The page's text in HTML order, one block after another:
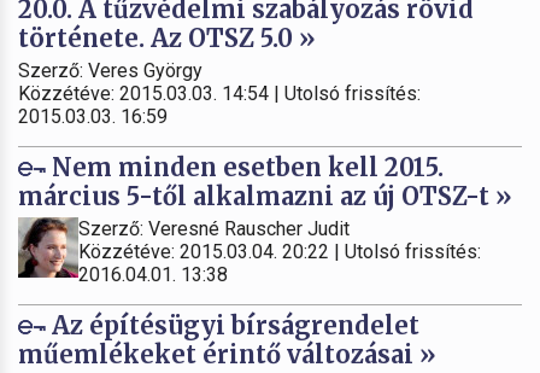
20.0. A tűzvédelmi szabályozás rövid
története. Az OTSZ 5.0 »
Szerző: Veres György
Közzétéve: 2015.03.03. 14:54 | Utolsó frissítés:
2015.03.03. 16:59
Nem minden esetben kell 2015.
március 5-től alkalmazni az új OTSZ-t »
Szerző: Veresné Rauscher Judit
Közzétéve: 2015.03.04. 20:22 | Utolsó frissítés:
2016.04.01. 13:38
Az építésügyi bírságrendelet
műemlékeket érintő változásai »